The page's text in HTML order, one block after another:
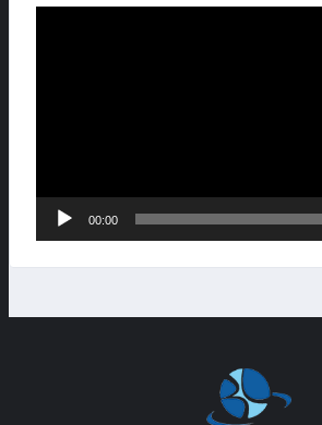
00:00